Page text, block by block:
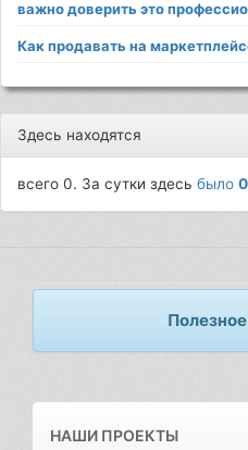
важно доверить это
Как продавать на
Здесь находятся
всего 0. За сутки здесьбыло0
Полезное
НАШИ ПРОЕКТЫ